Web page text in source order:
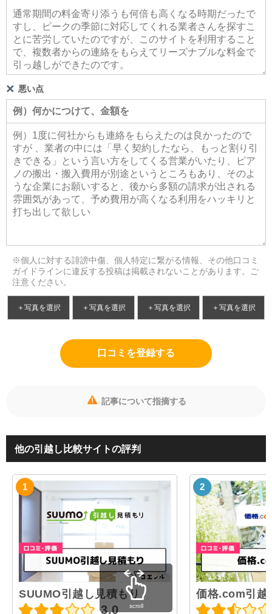
悪い点
※個人に対する誹謗中傷、個人特定に繋がる情報、その他口コミ
ガイドラインに違反する投稿は掲載されないことがあります。ご
注意ください。
＋写真を選択 ＋写真を選択 ＋写真を選択 ＋写真を選択
口コミを登録する
記事について指摘する
他の引越し比較サイトの評判
SUUMO引越し見積もり
3.0
価格.com引越
scroll